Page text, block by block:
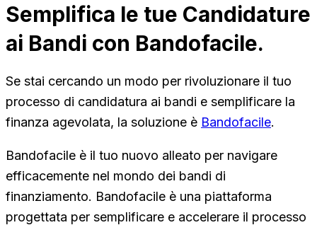
Semplifica le tue Candidature
ai Bandi con Bandofacile.
Se stai cercando un modo per rivoluzionare il tuo
processo di candidatura ai bandi e semplificare la
finanza agevolata, la soluzione è Bandofacile.
Bandofacile è il tuo nuovo alleato per navigare
efficacemente nel mondo dei bandi di
finanziamento. Bandofacile è una piattaforma
progettata per semplificare e accelerare il processo